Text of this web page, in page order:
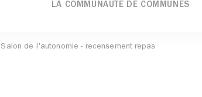
LA COMMUNAUTÉ DE COMMUNES
Salon de l'autonomie - recensement repas